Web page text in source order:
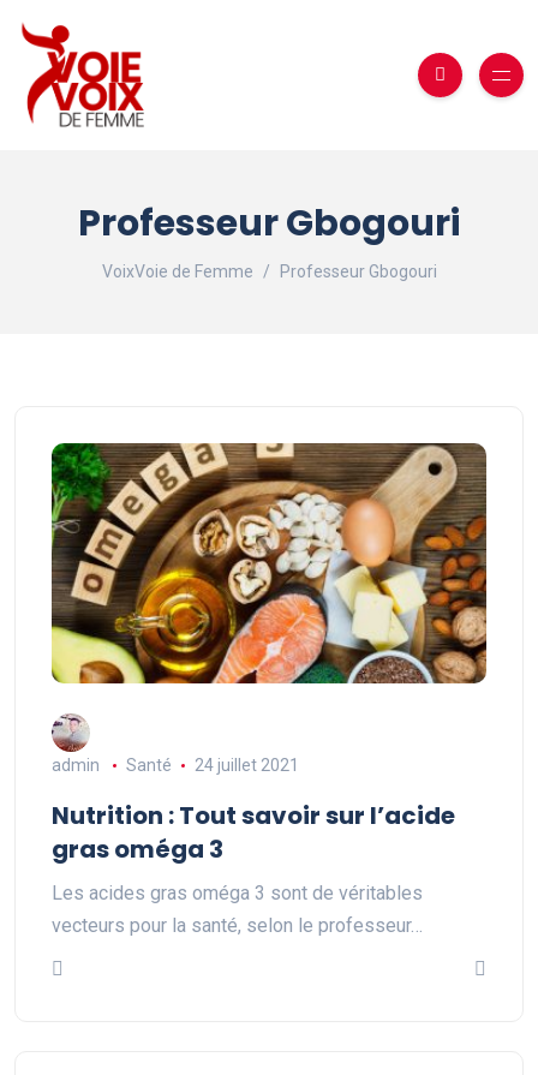
Professeur Gbogouri
VoixVoie de Femme Professeur Gbogouri
admin Santé 24 juillet 2021
Nutrition : Tout savoir sur l’acide
gras oméga 3
Les acides gras oméga 3 sont de véritables
vecteurs pour la santé, selon le professeur…